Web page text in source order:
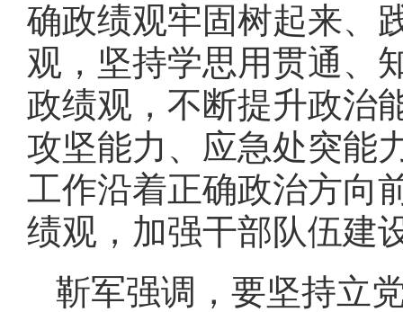
确政绩观牢固树起来、
观，坚持学思用贯通、
政绩观，不断提升政治
攻坚能力、应急处突能
工作沿着正确政治方向
绩观，加强干部队伍建
靳军强调，要坚持立